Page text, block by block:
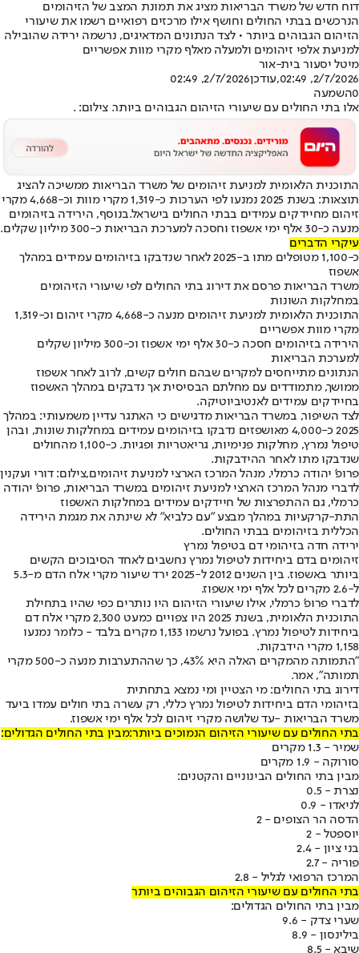
דוח חדש של משרד הבריאות מציג את תמונת המצב של הזיהומים
הנרכשים בבתי החולים וחושף אילו מרכזים רפואיים רשמו את שיעורי
הזיהום הגבוהים ביותר • לצד הנתונים המדאיגים, נרשמה ירידה שהובילה
למניעת אלפי זיהומים ולמעלה מאלף מקרי מוות אפשריים
מיטל יסעור בית-אור
2/7/2026, 02:49
,עודכן2/7/2026, 02:49
0השמעה
אלו בתי החולים עם שיעורי הזיהום הגבוהים ביותר. צילום: .
התוכנית הלאומית למניעת זיהומים של משרד הבריאות ממשיכה להציג
תוצאות: בשנת 2025 נמנעו לפי הערכות כ-1,319 מקרי מוות וכ-4,668 מקרי
זיהום מחיידקים עמידים בבתי החולים בישראל.בנוסף, הירידה בזיהומים
מנעה כ-30 אלף ימי אשפוז וחסכה למערכת הבריאות כ-300 מיליון שקלים.
עיקרי הדברים
כ-1,100 מטופלים מתו ב-2025 לאחר שנדבקו בזיהומים עמידים במהלך
אשפוז
משרד הבריאות פרסם את דירוג בתי החולים לפי שיעורי הזיהומים
במחלקות השונות
התוכנית הלאומית למניעת זיהומים מנעה כ-4,668 מקרי זיהום וכ-1,319
מקרי מוות אפשריים
הירידה בזיהומים חסכה כ-30 אלף ימי אשפוז וכ-300 מיליון שקלים
למערכת הבריאות
הנתונים מתייחסים למקרים שבהם חולים קשים, לרוב לאחר אשפוז
ממושך, מתמודדים עם מחלתם הבסיסית אך נדבקים במהלך האשפוז
בחיידקים עמידים לאנטיביוטיקה.
לצד השיפור, במשרד הבריאות מדגישים כי האתגר עדיין משמעותי: במהלך
2025 כ-4,000 מאושפזים נדבקו בזיהומים עמידים במחלקות שונות, ובהן
טיפול נמרץ, מחלקות פנימיות, גריאטריות ופגיות. כ-1,100 מהחולים
שנדבקו מתו לאחר ההידבקות.
פרופ' יהודה כרמלי, מנהל המרכז הארצי למניעת זיהומים,צילום: דורי ועקנין
לדברי מנהל המרכז הארצי למניעת זיהומים במשרד הבריאות, פרופ' יהודה
כרמלי, גם ההתפרצות של חיידקים עמידים במחלקות האשפוז
התת-קרקעיות במהלך מבצע "עם כלביא" לא שינתה את מגמת הירידה
הכללית בזיהומים בבתי החולים.
ירידה חדה בזיהומי דם בטיפול נמרץ
זיהומים בדם ביחידות לטיפול נמרץ נחשבים לאחד הסיבוכים הקשים
ביותר באשפוז. בין השנים 2012 ל-2025 ירד שיעור מקרי אלח הדם מ-5.3
ל-2.6 מקרים לכל אלף ימי אשפוז.
לדברי פרופ' כרמלי, אילו שיעורי הזיהום היו נותרים כפי שהיו בתחילת
התוכנית הלאומית, בשנת 2025 היו צפויים כמעט 2,300 מקרי אלח דם
ביחידות לטיפול נמרץ. בפועל נרשמו 1,133 מקרים בלבד - כלומר נמנעו
1,158 מקרי הידבקות.
"התמותה מהמקרים האלה היא 43%, כך שההתערבות מנעה כ-500 מקרי
תמותה", אמר.
דירוג בתי החולים: מי הצטיין ומי נמצא בתחתית
בזיהומי הדם ביחידות לטיפול נמרץ כללי, רק עשרה בתי חולים עמדו ביעד
משרד הבריאות -עד שלושה מקרי זיהום לכל אלף ימי אשפוז.
בתי החולים עם שיעורי הזיהום הנמוכים ביותר:מבין בתי החולים הגדולים:
שמיר - 1.3 מקרים
סורוקה - 1.9 מקרים
מבין בתי החולים הבינוניים והקטנים:
נצרת - 0.5
לניאדו - 0.9
הדסה הר הצופים - 2
יוספטל - 2
בני ציון - 2.4
פוריה - 2.7
המרכז הרפואי לגליל - 2.8
בתי החולים עם שיעורי הזיהום הגבוהים ביותר
מבין בתי החולים הגדולים:
שערי צדק - 9.6
בילינסון - 8.9
שיבא - 8.5